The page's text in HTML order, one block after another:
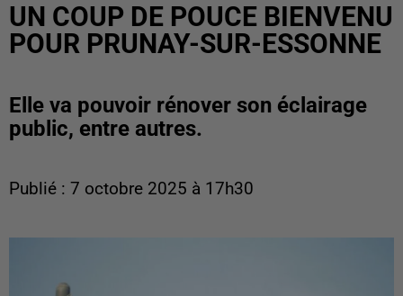
UN COUP DE POUCE BIENVENU
POUR PRUNAY-SUR-ESSONNE
Elle va pouvoir rénover son éclairage
public, entre autres.
Publié : 7 octobre 2025 à 17h30